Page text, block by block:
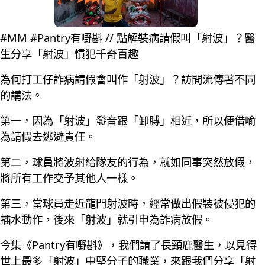
#MM #Pantry有嘢斟 // 點解裝病請假叫「射波」？醫
生分享「射波」慣犯千奇百趣
為何打工仔詐病請假會叫作「射波」？訪間流傳著不同
的講法。
第一，因為「射波」發音跟「卸膊」相近，所以便借喻
為請假去逃避責任。
第二，球員將波射給隊友的行為，就如同事突然放假，
將所有工作交予其他人一樣。
第三，當球員走近龍門射波時，經常做出假裝被侵犯的
插水動作，後來「射波」就引申為詐病放假。
今集《Pantry有嘢斟》，我們請了長頸鹿醫生，以見得
世上最多「射波」中堅分子的職業，來跟我們分享「射